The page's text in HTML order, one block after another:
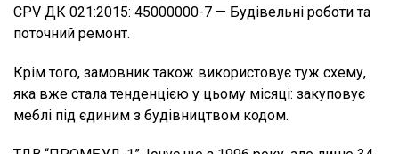
CPV ДК 021:2015: 45000000-7 — Будівельні роботи та
поточний ремонт.
Крім того, замовник також використовує туж схему,
яка вже стала тенденцією у цьому місяці: закуповує
меблі під єдиним з будівництвом кодом.